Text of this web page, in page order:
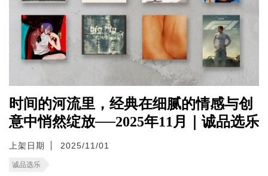
时间的河流里，经典在细腻的情感与创
意中悄然绽放──2025年11月｜诚品选乐
上架日期 2025/11/01
诚品选乐